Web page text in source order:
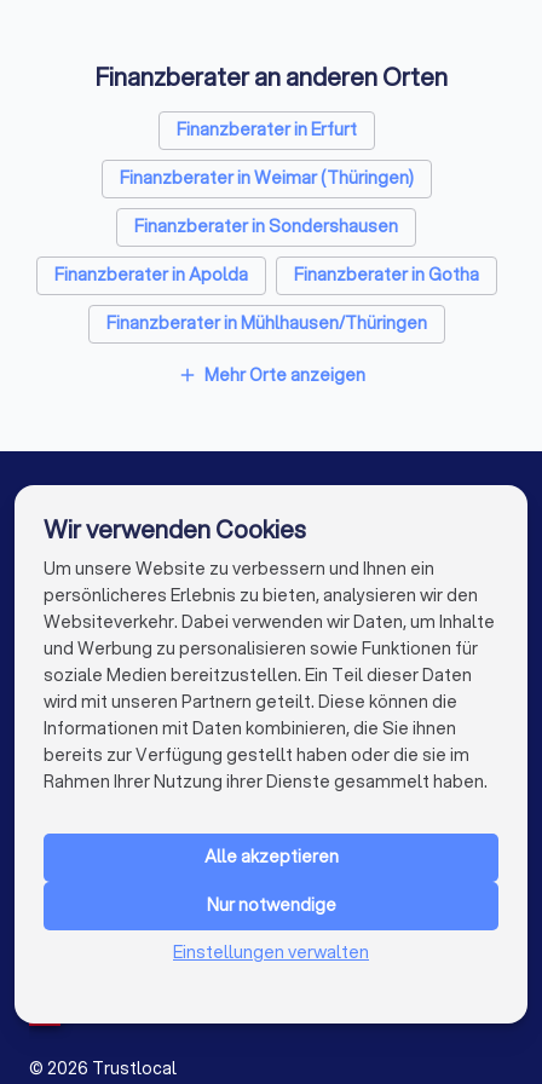
Finanzberater an anderen Orten
Finanzberater in Erfurt
Finanzberater in Weimar (Thüringen)
Finanzberater in Sondershausen
Finanzberater in Apolda
Finanzberater in Gotha
Finanzberater in Mühlhausen/Thüringen
Finanzberater in Jena
Finanzberater in Nordhausen
Finanzberater in Frankfurt am Main
Finanzberater in Stuttgart
Finanzberater in Düsseldorf
Finanzberater in Dortmund
Finanzberater in Essen
Finanzberater in Bremen
Finanzberater in Nürnberg
Finanzberater in Dresden
Finanzberater in Duisburg
Finanzberater in Bochum
Finanzberater in Wuppertal
Finanzberater in Bielefeld
Finanzberater in Bonn
add Mehr Orte anzeigen
Die besten Finanzberater für Sie
info@trustlocal.de
FÜR PRIVATPERSONEN
Niederlande
© 2026 Trustlocal
Wir verwenden Cookies
Um unsere Website zu verbessern und Ihnen ein
persönlicheres Erlebnis zu bieten, analysieren wir den
Websiteverkehr. Dabei verwenden wir Daten, um Inhalte
und Werbung zu personalisieren sowie Funktionen für
soziale Medien bereitzustellen. Ein Teil dieser Daten
wird mit unseren Partnern geteilt. Diese können die
Informationen mit Daten kombinieren, die Sie ihnen
bereits zur Verfügung gestellt haben oder die sie im
Rahmen Ihrer Nutzung ihrer Dienste gesammelt haben.
Alle akzeptieren
Nur notwendige
Einstellungen verwalten